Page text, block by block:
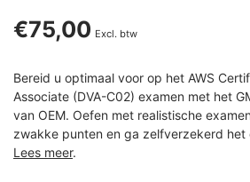
€75,00 Excl. btw
Bereid u optimaal voor op het AWS
Associate (DVA-C02) examen met het
van OEM. Oefen met realistische
zwakke punten en ga zelfverzekerd het
Lees meer.